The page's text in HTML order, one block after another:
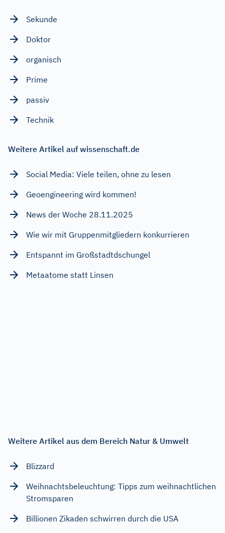
Sekunde
Doktor
organisch
Prime
passiv
Technik
Weitere Artikel auf wissenschaft.de
Social Media: Viele teilen, ohne zu lesen
Geoengineering wird kommen!
News der Woche 28.11.2025
Wie wir mit Gruppenmitgliedern konkurrieren
Entspannt im Großstadtdschungel
Metaatome statt Linsen
Weitere Artikel aus dem Bereich Natur & Umwelt
Blizzard
Weihnachtsbeleuchtung: Tipps zum weihnachtlichen
Stromsparen
Billionen Zikaden schwirren durch die USA